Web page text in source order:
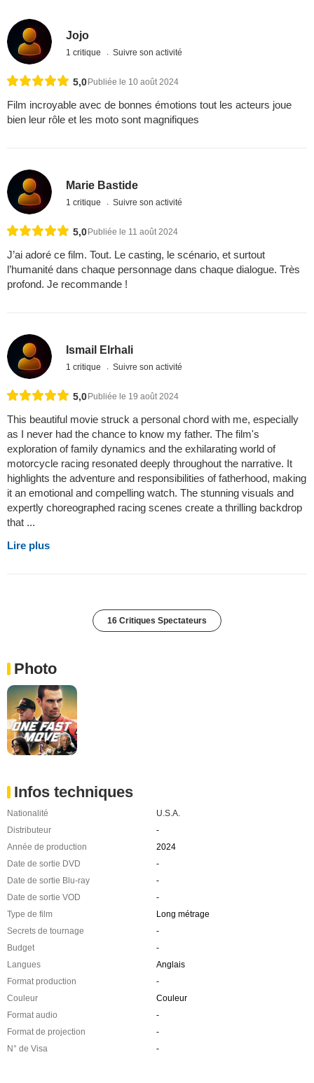
Jojo
1 critique Suivre son activité
5,0Publiée le 10 août 2024
Film incroyable avec de bonnes émotions tout les acteurs joue
bien leur rôle et les moto sont magnifiques
Marie Bastide
1 critique Suivre son activité
5,0Publiée le 11 août 2024
J’ai adoré ce film. Tout. Le casting, le scénario, et surtout
l’humanité dans chaque personnage dans chaque dialogue. Très
profond. Je recommande !
Ismail Elrhali
1 critique Suivre son activité
5,0 Publiée le 19 août 2024
This beautiful movie struck a personal chord with me, especially
as I never had the chance to know my father. The film's
exploration of family dynamics and the exhilarating world of
motorcycle racing resonated deeply throughout the narrative. It
highlights the adventure and responsibilities of fatherhood, making
it an emotional and compelling watch. The stunning visuals and
expertly choreographed racing scenes create a thrilling backdrop
that ...
Lire plus
16 Critiques Spectateurs
Photo
Infos techniques
Nationalité
U.S.A.
Distributeur
-
Année de production
2024
Date de sortie DVD
-
Date de sortie Blu-ray
-
Date de sortie VOD
-
Type de film
Long métrage
Secrets de tournage
-
Budget
-
Langues
Anglais
Format production
-
Couleur
Couleur
Format audio
-
Format de projection
-
N° de Visa
-